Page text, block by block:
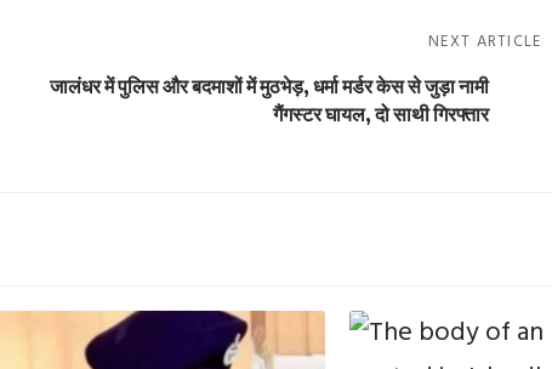
NEXT ARTICLE
जालंधर में पुलिस और बदमाशों में मुठभेड़, धर्मा मर्डर केस से जुड़ा नामी
गैंगस्टर घायल, दो साथी गिरफ्तार